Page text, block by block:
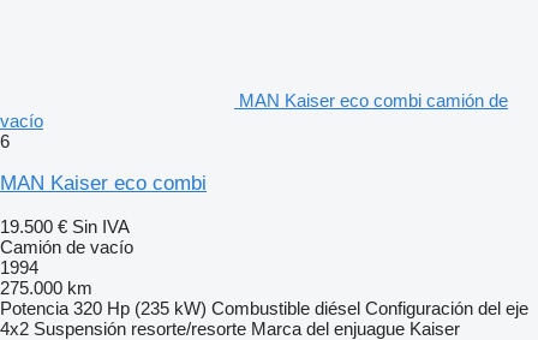
MAN Kaiser eco combi camión de
vacío
6
MAN Kaiser eco combi
19.500 € Sin IVA
Camión de vacío
1994
275.000 km
Potencia 320 Hp (235 kW) Combustible diésel Configuración del eje
4x2 Suspensión resorte/resorte Marca del enjuague Kaiser